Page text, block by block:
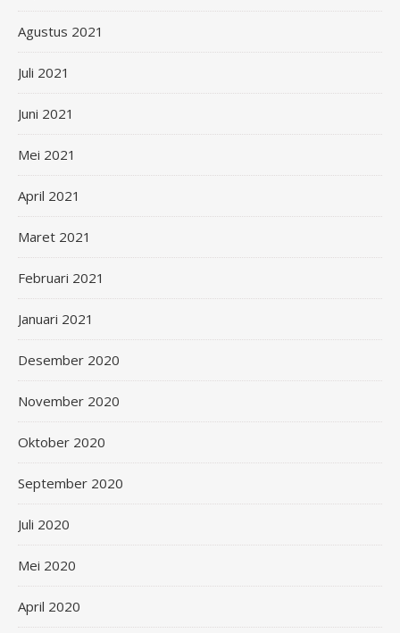
Agustus 2021
Juli 2021
Juni 2021
Mei 2021
April 2021
Maret 2021
Februari 2021
Januari 2021
Desember 2020
November 2020
Oktober 2020
September 2020
Juli 2020
Mei 2020
April 2020